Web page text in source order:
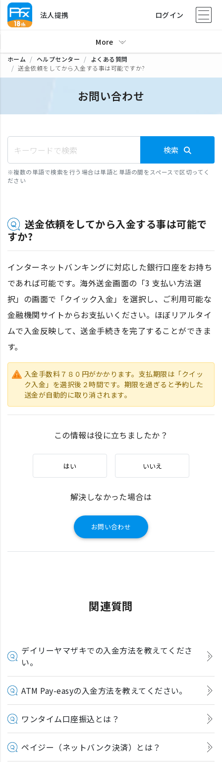
法人提携 ログイン
More
ホーム ヘルプセンター
よくある質問
送金依頼をしてから入金する事は可能ですか?
お問い合わせ
検索
※複数の単語で検索を行う場合は単語と単語の間をスペースで区切ってく
ださい
送金依頼をしてから入金する事は可能で
すか?
インターネットバンキングに対応した銀行口座をお持ち
であれば可能です。海外送金画面の「3 支払い方法選
択」の画面で「クイック入金」を選択し、ご利用可能な
金融機関サイトからお支払いください。ほぼリアルタイ
ムで入金反映して、送金手続きを完了することができま
す。
入金手数料７８０円がかかります。支払期限は「クイッ
ク入金」を選択後２時間です。期限を過ぎると予約した
送金が自動的に取り消されます。
この情報は役に立ちましたか？
はい いいえ
解決しなかった場合は
お問い合わせ
関連質問
デイリーヤマザキでの入金方法を教えてくださ
い。
ATM Pay-easyの入金方法を教えてください。
ワンタイム口座振込とは？
ペイジー（ネットバンク決済）とは？